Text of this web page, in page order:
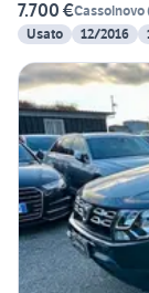
7.700 €Cassolnovo
Usato
12/2016